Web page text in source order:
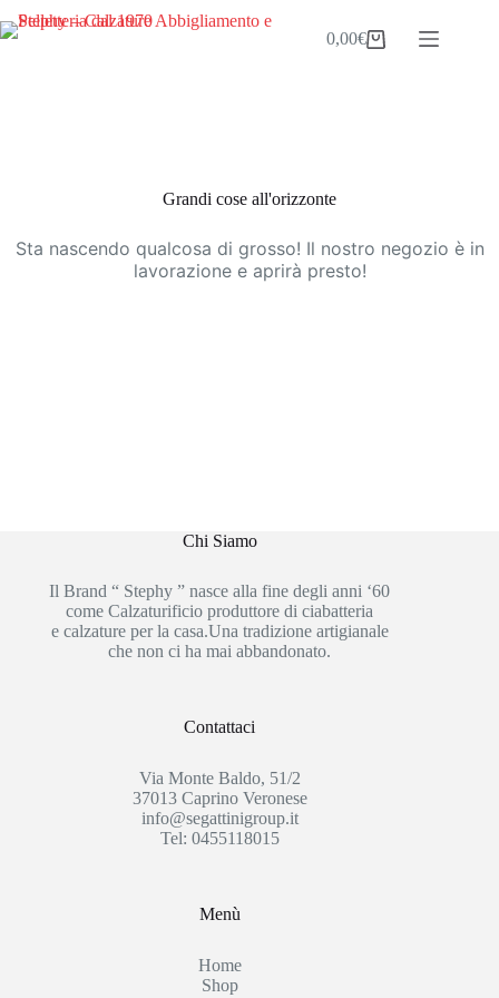
al
Carrello
0,00€
Grandi cose all'orizzonte
Sta nascendo qualcosa di grosso! Il nostro negozio è in
lavorazione e aprirà presto!
Chi Siamo
Il Brand “ Stephy ” nasce alla fine degli anni ‘60
come Calzaturificio produttore di ciabatteria
e calzature per la casa.Una tradizione artigianale
che non ci ha mai abbandonato.
Contattaci
Via Monte Baldo, 51/2
37013 Caprino Veronese
info@segattinigroup.it
Tel: 0455118015
Menù
Home
Shop